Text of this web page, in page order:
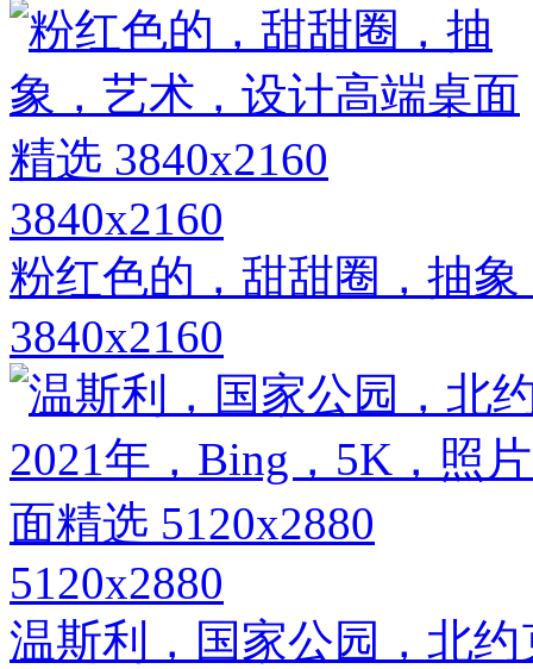
3840x2160
粉红色的，甜甜圈，抽
3840x2160
5120x2880
温斯利，国家公园，北